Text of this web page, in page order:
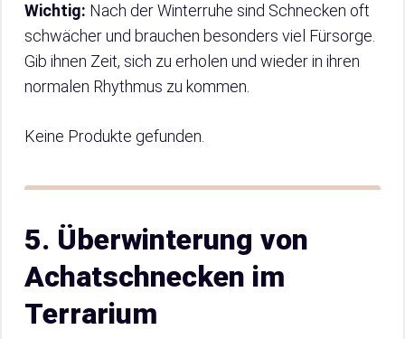
Wichtig: Nach der Winterruhe sind Schnecken oft
schwächer und brauchen besonders viel Fürsorge.
Gib ihnen Zeit, sich zu erholen und wieder in ihren
normalen Rhythmus zu kommen.
Keine Produkte gefunden.
5. Überwinterung von
Achatschnecken im
Terrarium